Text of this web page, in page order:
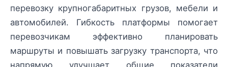
перевозку крупногабаритных грузов, мебели и
автомобилей. Гибкость платформы помогает
перевозчикам эффективно планировать
маршруты и повышать загрузку транспорта, что